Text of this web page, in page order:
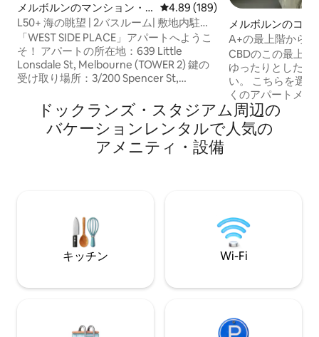
メルボルンのマンション・
アパート
レビュー189件、5つ星中4.89つ
4.89 (189)
L50+ 海の眺望 | 2バスルーム| 敷地内駐車
場、プール（S57B）
「WEST SIDE PLACE」アパートへようこ
そ！ アパートの所在地：639 Little
Lonsdale St, Melbourne (TOWER 2) 鍵の
受け取り場所：3/200 Spencer St,
午後3時以降何時でも可能 午後6時以降
は、鍵をロッカーにお預けしますので、
事前にお知らせください:) 駐車場は無料
です！ ご滞在中は無料の敷地内駐車場
（高さ2.1m）をご利用いただけます。 敷
メルボルンのコン
A+の最上階から
ール、スパ、サウ
CBDのこの最上
ゆったりとした滞
い。 こちらを選ぶ前に、メルボルンの多
くのアパートメ
に際立っています。 素晴らしい夕焼
湾、川、ドック
街の明かりを遮る
ナ、ジム。高品質
ファベッド、リネ
ッチン、デスク
ドックランズ・スタジアム⁠周⁠辺⁠の
バ⁠ケ⁠ー⁠シ⁠ョ⁠ン⁠レ⁠ン⁠タ⁠ル⁠で人⁠気⁠の
ア⁠メ⁠ニ⁠テ⁠ィ⁠・⁠設⁠備
キッチン Wi-Fi